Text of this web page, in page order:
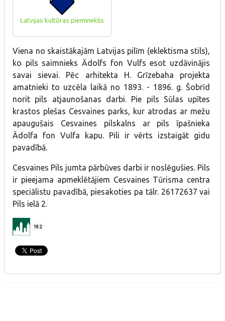
Latvijas kultūras piemineklis
Viena no skaistākajām Latvijas pilīm (eklektisma stils),
ko pils saimnieks Ādolfs fon Vulfs esot uzdāvinājis
savai sievai. Pēc arhitekta H. Grīzebaha projekta
amatnieki to uzcēla laikā no 1893. - 1896. g. Šobrīd
norit pils atjaunošanas darbi. Pie pils Sūlas upītes
krastos plešas Cesvaines parks, kur atrodas ar mežu
apaugušais Cesvaines pilskalns ar pils īpašnieka
Ādolfa fon Vulfa kapu. Pili ir vērts izstaigāt gidu
pavadībā.
Cesvaines Pils jumta pārbūves darbi ir noslēgušies. Pils
ir pieejama apmeklētājiem Cesvaines Tūrisma centra
speciālistu pavadībā, piesakoties pa tālr. 26172637 vai
Pils ielā 2.
182